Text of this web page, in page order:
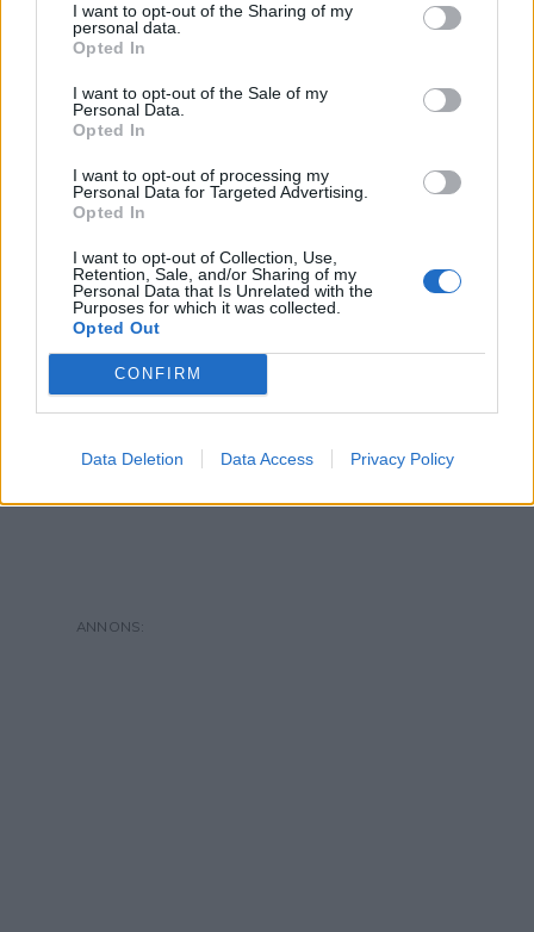
I want to opt-out of the Sharing of my
personal data.
Opted In
I want to opt-out of the Sale of my
Personal Data.
Opted In
I want to opt-out of processing my
Personal Data for Targeted Advertising.
Opted In
I want to opt-out of Collection, Use,
Retention, Sale, and/or Sharing of my
Personal Data that Is Unrelated with the
Purposes for which it was collected.
Opted Out
CONFIRM
Data Deletion Data Access Privacy Policy
VÄSTERBOTTENSPAJ
Ett väl beprövat, lika gott recept som stjärnkockarnas –